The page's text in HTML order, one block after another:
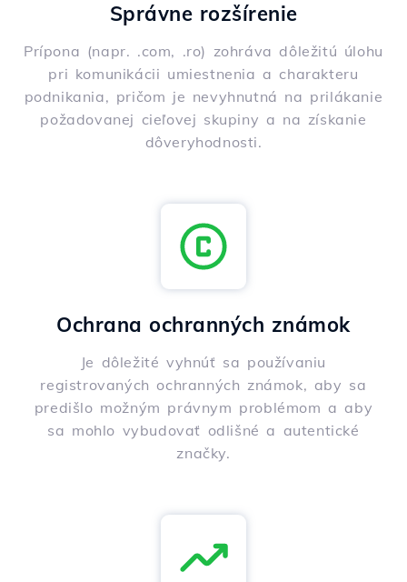
Správne rozšírenie
Prípona (napr. .com, .ro) zohráva dôležitú úlohu
pri komunikácii umiestnenia a charakteru
podnikania, pričom je nevyhnutná na prilákanie
požadovanej cieľovej skupiny a na získanie
dôveryhodnosti.
Ochrana ochranných známok
Je dôležité vyhnúť sa používaniu
registrovaných ochranných známok, aby sa
predišlo možným právnym problémom a aby
sa mohlo vybudovať odlišné a autentické
značky.